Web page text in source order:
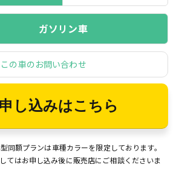
ガソリン車
この車のお問い合わせ
し込みはこちら
同額プランは車種カラーを限定しております。
てはお申し込み後に販売店にご相談くださいま